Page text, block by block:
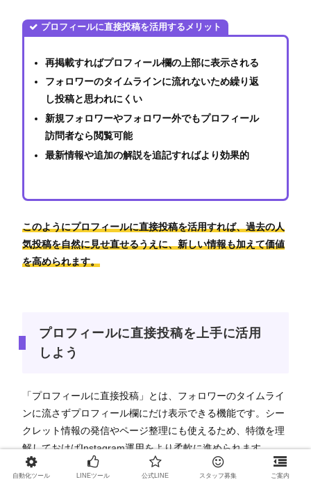
プロフィールに直接投稿を活用するメリット
再掲載すればプロフィール欄の上部に表示される
フォロワーのタイムラインに流れないため繰り返
し投稿と思われにくい
新規フォロワーやフォロワー外でもプロフィール
訪問者なら閲覧可能
最新情報や追加の解説を追記すればより効果的
このようにプロフィールに直接投稿を活用すれば、過去の人
気投稿を自然に見せ直せるうえに、新しい情報も加えて価値
を高められます。
プロフィールに直接投稿を上手に活用
しよう
「プロフィールに直接投稿」とは、フォロワーのタイムライ
ンに流さずプロフィール欄にだけ表示できる機能です。シー
クレット情報の発信やページ整理にも使えるため、特徴を理
解しておけばInstagram運用をより柔軟に進められます。
自動化ツール LINEツール 公式LINE スタッフ募集 ご案内